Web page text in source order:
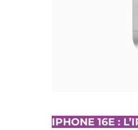
IPHONE 16E :